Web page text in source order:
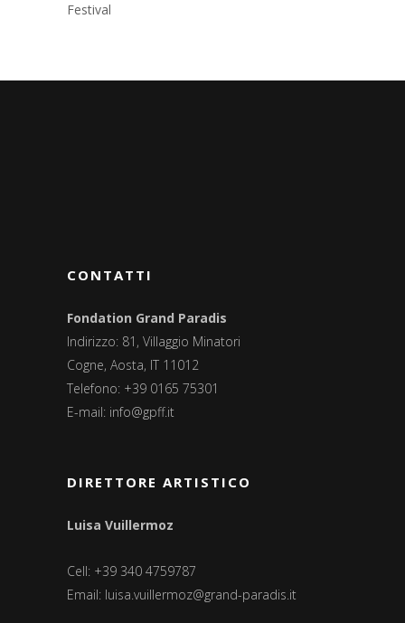
Festival
CONTATTI
Fondation Grand Paradis
Indirizzo: 81, Villaggio Minatori
Cogne, Aosta, IT 11012
Telefono: +39 0165 75301
E-mail: info@gpff.it
DIRETTORE ARTISTICO
Luisa Vuillermoz
Cell: +39 340 4759787
Email: luisa.vuillermoz@grand-paradis.it